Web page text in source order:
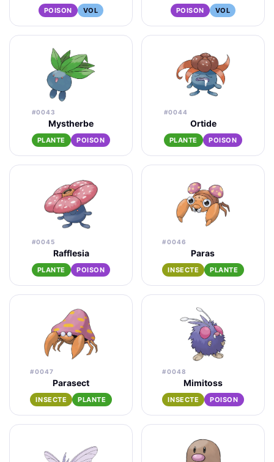
POISON VOL POISON VOL
#0043
Mystherbe
PLANTE POISON
#0044
Ortide
PLANTE POISON
#0045
Rafflesia
PLANTE POISON
#0046
Paras
INSECTE PLANTE
#0047
Parasect
INSECTE PLANTE
#0048
Mimitoss
INSECTE POISON